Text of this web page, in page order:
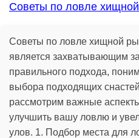
Советы по ловле
Советы по ловле хищной
является захватывающим
правильного подхода,
выбора подходящих
рассмотрим важные
улучшить вашу ловлю и
улов. 1. Подбор места для